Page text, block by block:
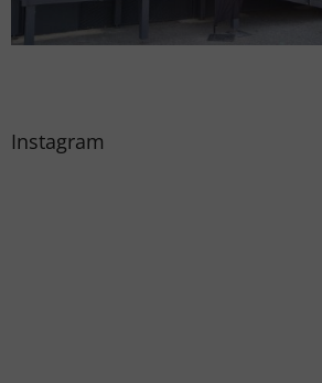
Instagram